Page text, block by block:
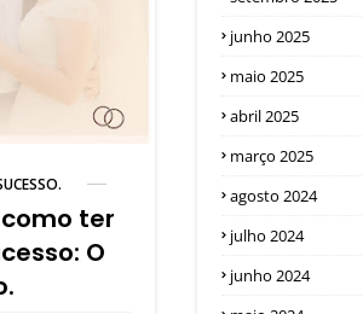
ter
O
junho 2025
maio 2025
abril 2025
março 2025
agosto 2024
julho 2024
junho 2024